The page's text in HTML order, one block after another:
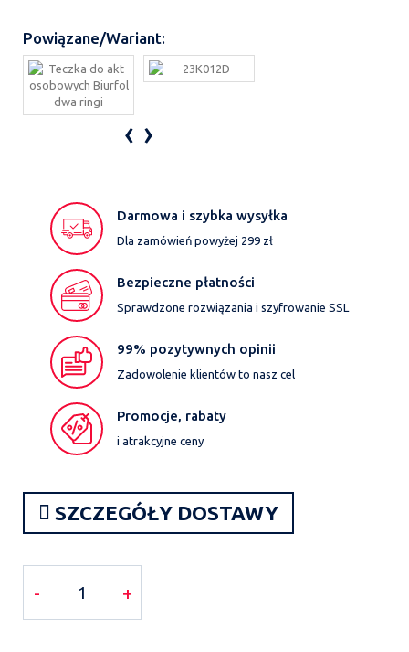
Powiązane/Wariant:
‹ ›
Darmowa i szybka wysyłka
Dla zamówień powyżej 299 zł
Bezpieczne płatności
Sprawdzone rozwiązania i szyfrowanie SSL
99% pozytywnych opinii
Zadowolenie klientów to nasz cel
Promocje, rabaty
i atrakcyjne ceny
SZCZEGÓŁY DOSTAWY
- +